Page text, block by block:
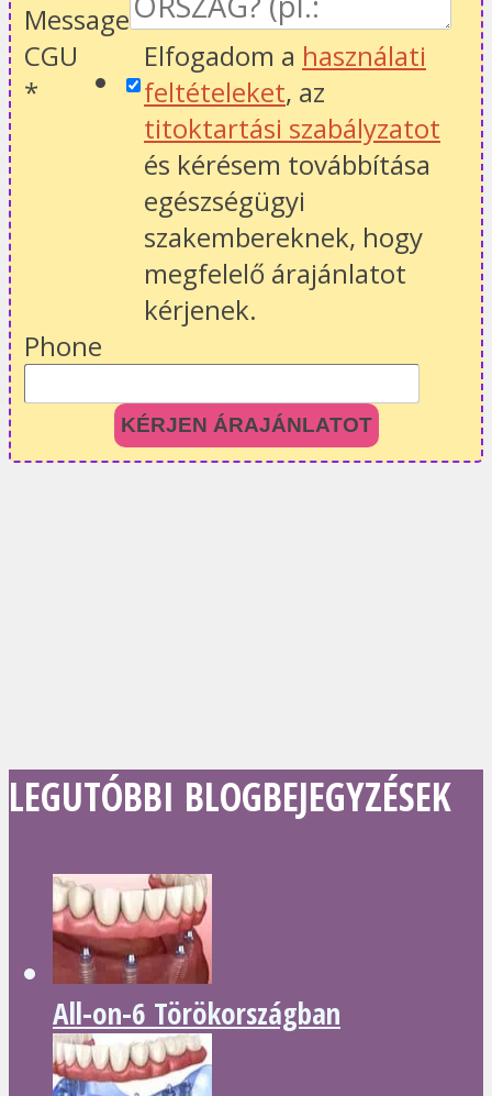
Message
CGU
*
Elfogadom a használati
feltételeket, az
titoktartási szabályzatot
és kérésem továbbítása
egészségügyi
szakembereknek, hogy
megfelelő árajánlatot
kérjenek.
Phone
KÉRJEN ÁRAJÁNLATOT
LEGUTÓBBI BLOGBEJEGYZÉSEK
All-on-6 Törökországban